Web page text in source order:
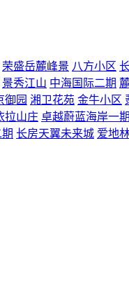
荣盛岳麓峰景 八方小区
景秀江山 中海国际二期
御园 湘卫花苑 金牛小区
拉山庄 卓越蔚蓝海岸一期
长房天翼未来城 爱地